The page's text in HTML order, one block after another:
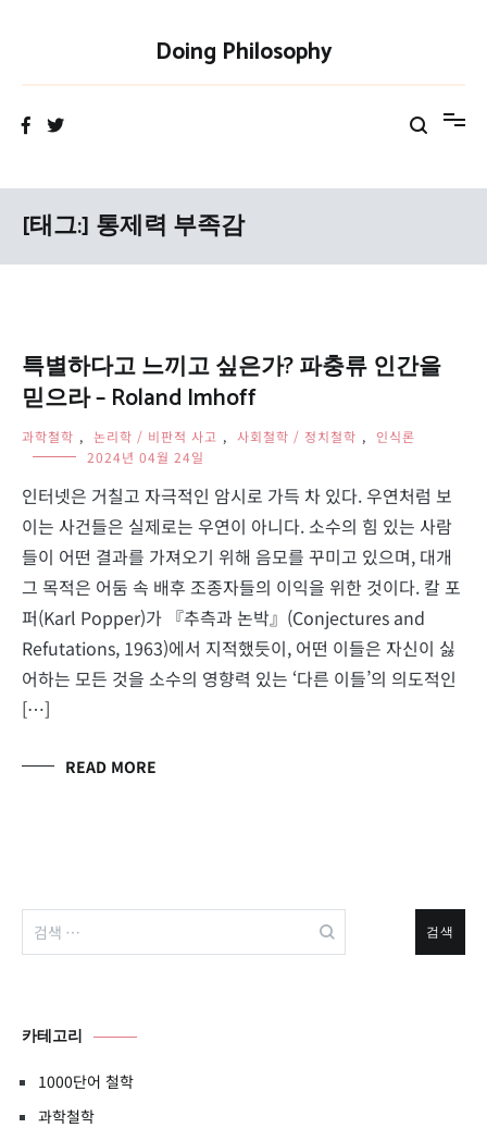
Doing Philosophy
[태그:] 통제력 부족감
특별하다고 느끼고 싶은가? 파충류 인간을
믿으라 – Roland Imhoff
과학철학 , 논리학 / 비판적 사고 , 사회철학 / 정치철학 ,
인식론
2024년 04월 24일
인터넷은 거칠고 자극적인 암시로 가득 차 있다. 우연처럼 보
이는 사건들은 실제로는 우연이 아니다. 소수의 힘 있는 사람
들이 어떤 결과를 가져오기 위해 음모를 꾸미고 있으며, 대개
그 목적은 어둠 속 배후 조종자들의 이익을 위한 것이다. 칼 포
퍼(Karl Popper)가 『추측과 논박』(Conjectures and
Refutations, 1963)에서 지적했듯이, 어떤 이들은 자신이 싫
어하는 모든 것을 소수의 영향력 있는 ‘다른 이들’의 의도적인
[…]
READ MORE
검
색:
카테고리
1000단어 철학
과학철학